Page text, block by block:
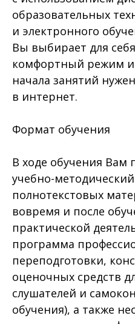
образовательных
и электронного
Вы выбирает для
комфортный режим и
начала занятий
в интернет.
Формат обучения
В ходе обучения Вам
учебно-
полнотекстовых
вовремя и после
практической
программа
переподготовки,
оценочных средств
слушателей и
обучения), а также